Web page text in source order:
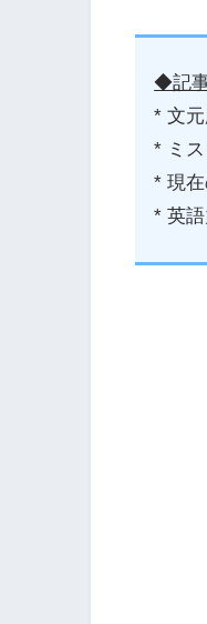
◆記
* 文
* ミ
* 現
* 英